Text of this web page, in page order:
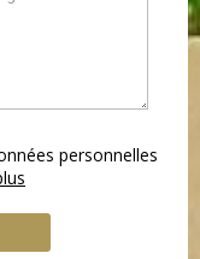
personnelles